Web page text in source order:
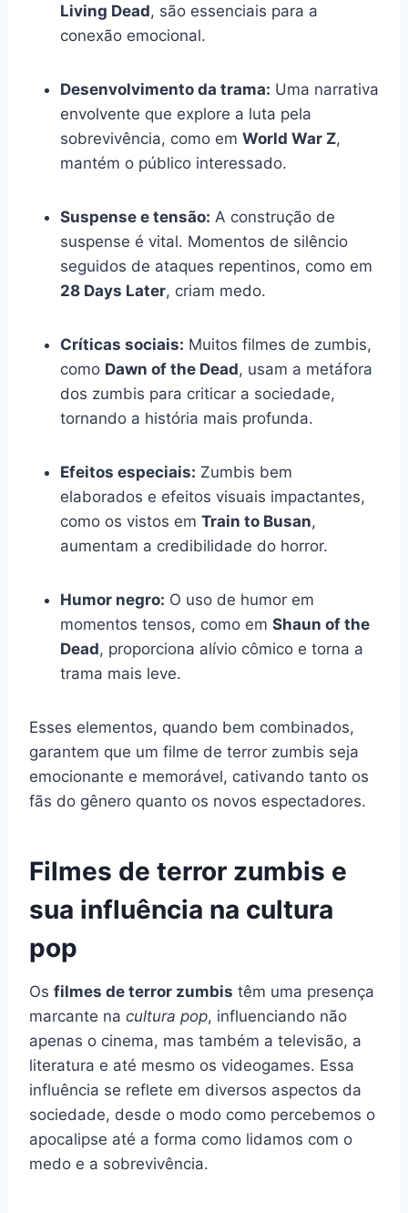
Living Dead, são essenciais para a
conexão emocional.
Desenvolvimento da trama: Uma narrativa
envolvente que explore a luta pela
sobrevivência, como em World War Z,
mantém o público interessado.
Suspense e tensão: A construção de
suspense é vital. Momentos de silêncio
seguidos de ataques repentinos, como em
28 Days Later, criam medo.
Críticas sociais: Muitos filmes de zumbis,
como Dawn of the Dead, usam a metáfora
dos zumbis para criticar a sociedade,
tornando a história mais profunda.
Efeitos especiais: Zumbis bem
elaborados e efeitos visuais impactantes,
como os vistos em Train to Busan,
aumentam a credibilidade do horror.
Humor negro: O uso de humor em
momentos tensos, como em Shaun of the
Dead, proporciona alívio cômico e torna a
trama mais leve.
Esses elementos, quando bem combinados,
garantem que um filme de terror zumbis seja
emocionante e memorável, cativando tanto os
fãs do gênero quanto os novos espectadores.
Filmes de terror zumbis e
sua influência na cultura
pop
Os filmes de terror zumbis têm uma presença
marcante na cultura pop, influenciando não
apenas o cinema, mas também a televisão, a
literatura e até mesmo os videogames. Essa
influência se reflete em diversos aspectos da
sociedade, desde o modo como percebemos o
apocalipse até a forma como lidamos com o
medo e a sobrevivência.